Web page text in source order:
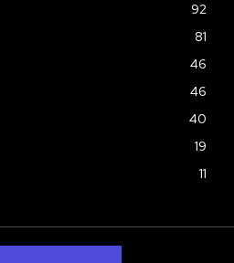
92
81
46
46
40
19
11